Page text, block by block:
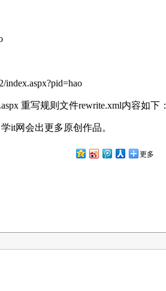
重写规则文件rewrite.xml内容如下：
it网会出更多原创作品。
更多